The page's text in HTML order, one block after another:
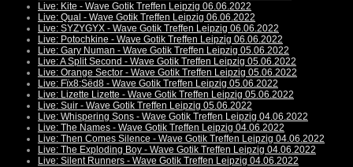
Live: Kite - Wave Gotik Treffen Leipzig 06.06.2022
Live: Qual - Wave Gotik Treffen Leipzig 06.06.2022
Live: SYZYGYX - Wave Gotik Treffen Leipzig 06.06.2022
Live: Potochkine - Wave Gotik Treffen Leipzig 06.06.2022
Live: Gary Numan - Wave Gotik Treffen Leipzig 05.06.2022
Live: A Split Second - Wave Gotik Treffen Leipzig 05.06.2022
Live: Orange Sector - Wave Gotik Treffen Leipzig 05.06.2022
Live: Fïx8:Sëd8 - Wave Gotik Treffen Leipzig 05.06.2022
Live: Lizette Lizette - Wave Gotik Treffen Leipzig 05.06.2022
Live: Suir - Wave Gotik Treffen Leipzig 05.06.2022
Live: Whispering Sons - Wave Gotik Treffen Leipzig 04.06.2022
Live: The Names - Wave Gotik Treffen Leipzig 04.06.2022
Live: Then Comes Silence - Wave Gotik Treffen Leipzig 04.06.2022
Live: The Exploding Boy - Wave Gotik Treffen Leipzig 04.06.2022
Live: Silent Runners - Wave Gotik Treffen Leipzig 04.06.2022